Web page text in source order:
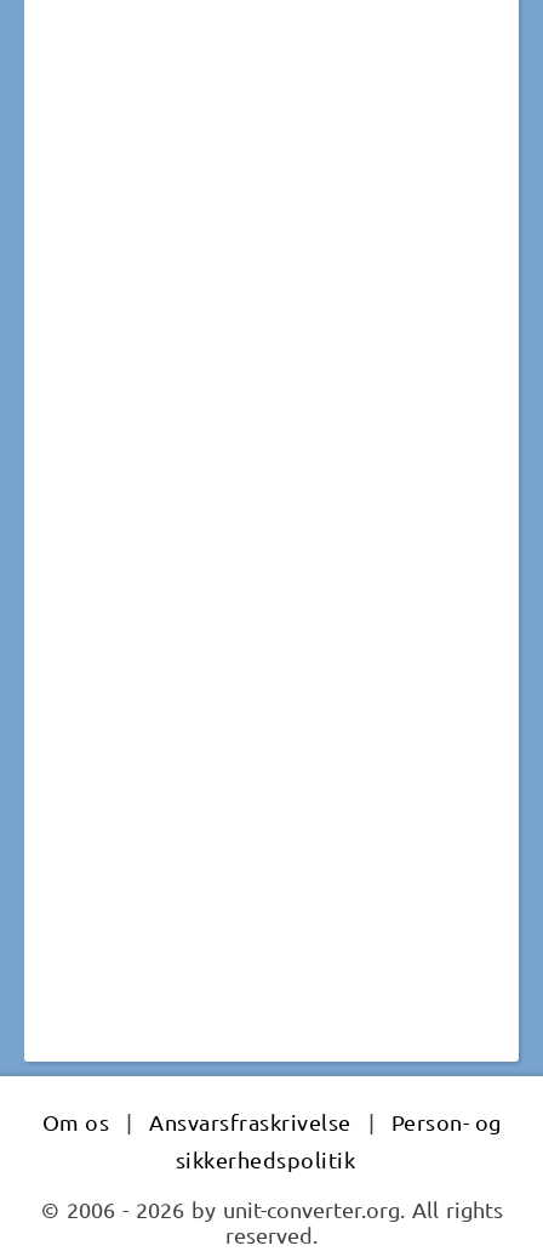
Om os | Ansvarsfraskrivelse |
Person- og
sikkerhedspolitik
© 2006 - 2026 by unit-converter.org. All rights
reserved.